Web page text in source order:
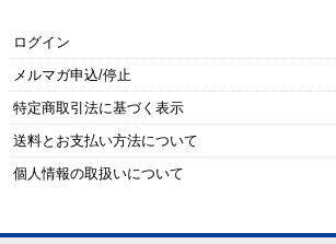
ログイン
メルマガ申込/停止
特定商取引法に基づく表示
送料とお支払い方法について
個人情報の取扱いについて